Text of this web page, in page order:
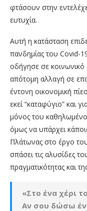
φτάσουν στην
ευτυχία.
Αυτή η κατάσταση
πανδημίας του Covid-
οδήγησε σε
απότομη αλλαγή σε
έντονη οικονομική
εκεί “καταφύγιο” και
μόνος του
όμως να υπάρχει
Πλάτωνας στο έργο
σπάσει τις αλυσίδες
πραγματικότητας και
«Στο ένα χέρι το
Αν σου δώσω